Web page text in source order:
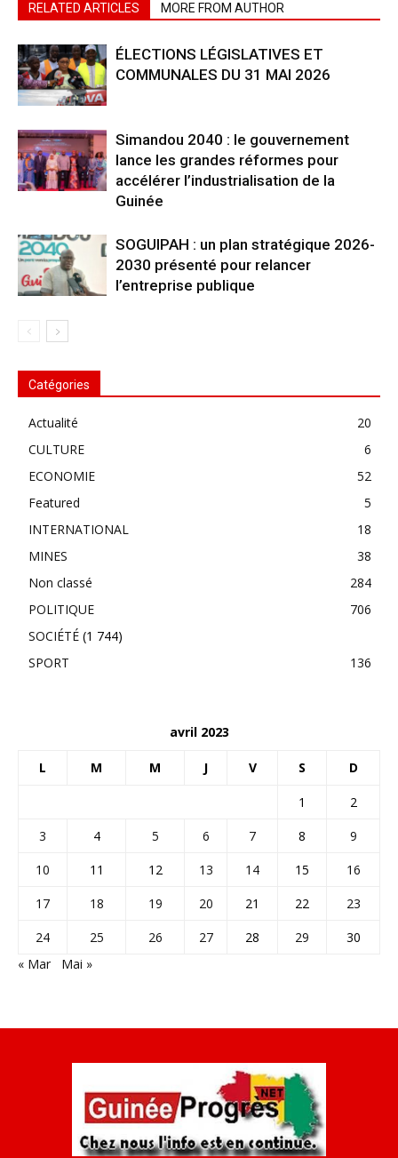
RELATED ARTICLES MORE FROM AUTHOR
ÉLECTIONS LÉGISLATIVES ET
COMMUNALES DU 31 MAI 2026
Simandou 2040 : le gouvernement
lance les grandes réformes pour
accélérer l’industrialisation de la
Guinée
SOGUIPAH : un plan stratégique 2026-
2030 présenté pour relancer
l’entreprise publique
Catégories
Actualité
20
CULTURE
6
ECONOMIE
52
Featured
5
INTERNATIONAL
18
MINES
38
Non classé
284
POLITIQUE
706
SOCIÉTÉ (1 744)
SPORT
136
avril 2023
L M M J V S D
1
2
3
4 5 6 7 8
9
10
11 12 13 14 15
16
17
18 19 20 21 22
23
24
25 26 27 28 29
30
« Mar
Mai »